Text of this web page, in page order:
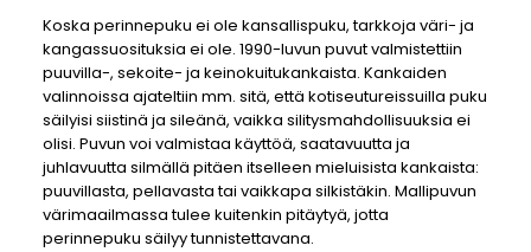
Koska perinnepuku ei ole kansallispuku, tarkkoja väri- ja
kangassuosituksia ei ole. 1990-luvun puvut valmistettiin
puuvilla-, sekoite- ja keinokuitukankaista. Kankaiden
valinnoissa ajateltiin mm. sitä, että kotiseutureissuilla puku
säilyisi siistinä ja sileänä, vaikka silitysmahdollisuuksia ei
olisi. Puvun voi valmistaa käyttöä, saatavuutta ja
juhlavuutta silmällä pitäen itselleen mieluisista kankaista:
puuvillasta, pellavasta tai vaikkapa silkistäkin. Mallipuvun
värimaailmassa tulee kuitenkin pitäytyä, jotta
perinnepuku säilyy tunnistettavana.